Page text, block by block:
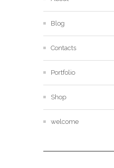
Blog
Contacts
Portfolio
Shop
welcome